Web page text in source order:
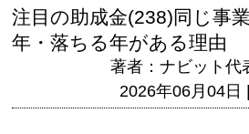
注目の助成金(238)同じ事
年・落ちる年がある理由
著者：ナビット代
2026年06月04日 |